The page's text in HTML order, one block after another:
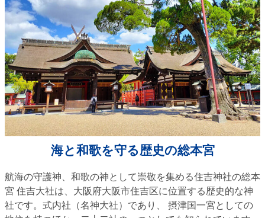
海と和歌を守る歴史の総本宮
航海の守護神、和歌の神として崇敬を集める住吉神社の総本
宮 住吉大社は、大阪府大阪市住吉区に位置する歴史的な神
社です。式内社（名神大社）であり、 摂津国一宮としての